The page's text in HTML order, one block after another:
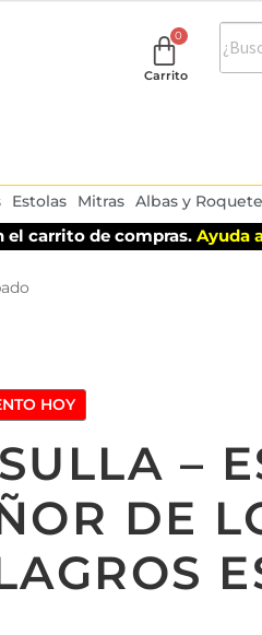
Carrito
Estolas Mitras Albas y
el carrito de compras. Ayuda
HOY
–
DE